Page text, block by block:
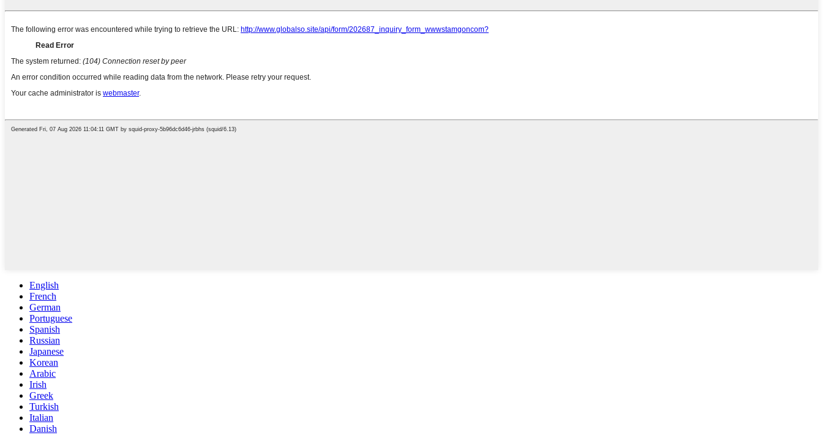
English
French
German
Portuguese
Spanish
Russian
Japanese
Korean
Arabic
Irish
Greek
Turkish
Italian
Danish